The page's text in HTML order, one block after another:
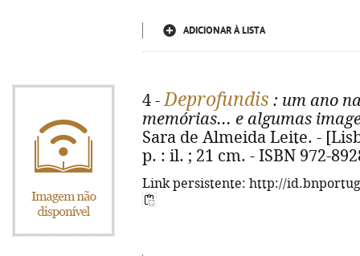
ADICIONAR À LISTA
4 -Deprofundis : um ano
memórias... e algumas
Sara de Almeida Leite. -
p. : il. ; 21 cm. - ISBN 972-
Link persistente: http://